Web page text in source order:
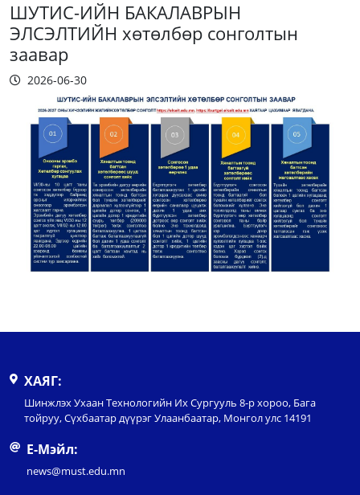
ШУТИС-ИЙН БАКАЛАВРЫН
ЭЛСЭЛТИЙН хөтөлбөр сонголтын
заавар
2026-06-30
ХАЯГ:
Шинжлэх Ухаан Технологийн Их Сургууль 8-р хороо, Бага
тойруу, Сүхбаатар дүүрэг Улаанбаатар, Монгол улс 14191
Е-Мэйл:
news@must.edu.mn